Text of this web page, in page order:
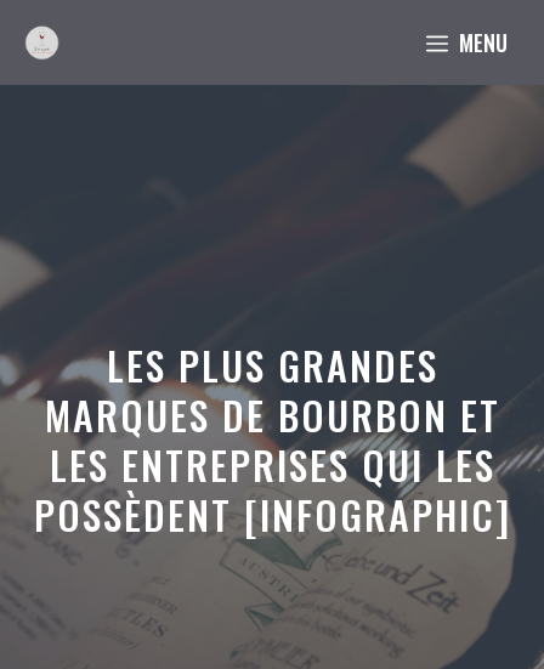
contenu
MENU
LES PLUS GRANDES
MARQUES DE BOURBON ET
LES ENTREPRISES QUI LES
POSSÈDENT [INFOGRAPHIC]